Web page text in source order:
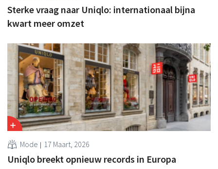
Sterke vraag naar Uniqlo: internationaal bijna
kwart meer omzet
Mode 17 Maart, 2026
Uniqlo breekt opnieuw records in Europa